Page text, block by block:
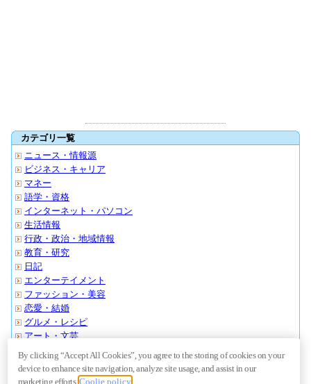
カテゴリ一覧
ニュース・情報源
ビジネス・キャリア
マネー
語学・資格
インターネット・パソコン
生活情報
行政・政治・地域情報
教育・研究
日記
エンターテイメント
ファッション・美容
恋愛・結婚
グルメ・レシピ
アート・文芸
スポーツ・アウトドア
クルマ・バイク
旅行・おでかけ
By clicking “Accept All Cookies”, you agree to the storing of cookies on your
device to enhance site navigation, analyze site usage, and assist in our
marketing efforts.Coolie policy